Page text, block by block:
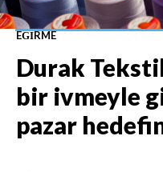
EĞIRME
Durak
bir ivmeyle
pazar